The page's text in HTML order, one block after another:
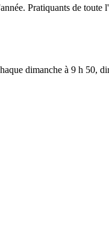
Pratiquants de
dimanche à 9 h 50,